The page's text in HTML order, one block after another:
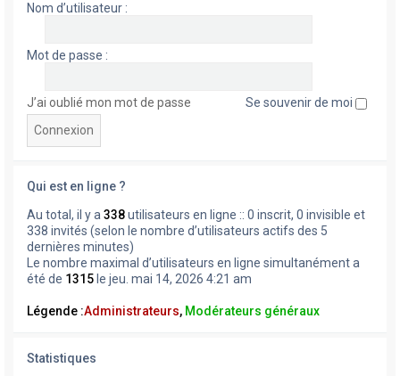
Nom d’utilisateur :
Mot de passe :
J’ai oublié mon mot de passe Se souvenir de moi
Qui est en ligne ?
Au total, il y a 338utilisateurs en ligne :: 0 inscrit, 0 invisible et
338 invités (selon le nombre d’utilisateurs actifs des 5
dernières minutes)
Le nombre maximal d’utilisateurs en ligne simultanément a
été de 1315 le jeu. mai 14, 2026 4:21 am
Légende :Administrateurs, Modérateurs généraux
Statistiques